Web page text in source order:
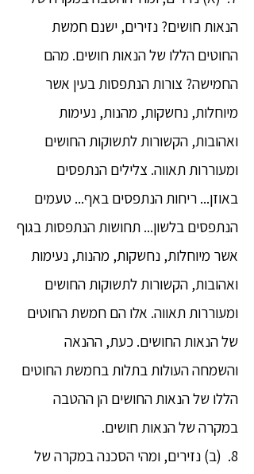
הנאות חושים? נזירים, ישנם חמשת
החוטים הללו של הנאות חושים. מהם
החמישה? צורות הנתפסות בעין אשר
מיוחלות, נחשקות, מהנות, נעימות
ואהובות, הקשורות לתשוקות החושים
ומעוררות תאווה. צלילים הנתפסים
באוזן... ריחות הנתפסים באף... טעמים
הנתפסים בלשון... תחושות הנתפסות בגוף
אשר מיוחלות, נחשקות, מהנות, נעימות
ואהובות, הקשורות לתשוקות החושים
ומעוררות תאווה. אלו הם חמשת החוטים
של הנאות החושים. כעת, ההנאה
והשמחה העולות בתלות בחמשת החוטים
הללו של הנאות החושים הן ההטבה
במקרה של הנאות חושים.
8. (ב) נזירים, ומהי הסכנה במקרה של